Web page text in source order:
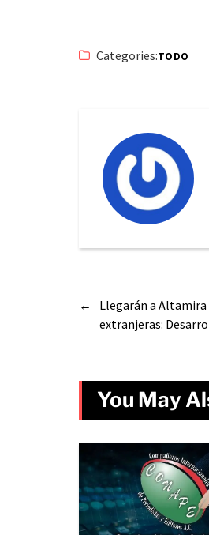
Categories:TODO
←
Llegarán a
extranjeras:
You May